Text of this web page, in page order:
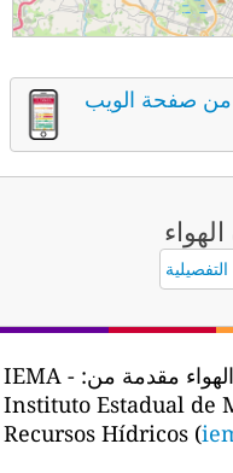
من صفحة الويب
مقدمة من: IEMA -
Instituto Estadual de
Recursos Hídricos (